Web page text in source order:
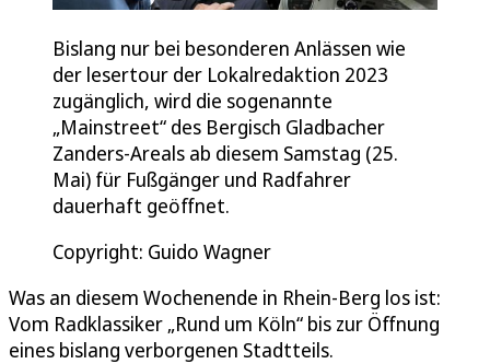
Bislang nur bei besonderen Anlässen wie
der lesertour der Lokalredaktion 2023
zugänglich, wird die sogenannte
„Mainstreet“ des Bergisch Gladbacher
Zanders-Areals ab diesem Samstag (25.
Mai) für Fußgänger und Radfahrer
dauerhaft geöffnet.
Copyright: Guido Wagner
Was an diesem Wochenende in Rhein-Berg los ist:
Vom Radklassiker „Rund um Köln“ bis zur Öffnung
eines bislang verborgenen Stadtteils.